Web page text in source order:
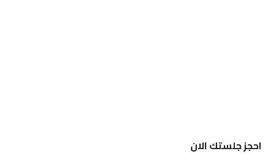
احجز جلستك الان